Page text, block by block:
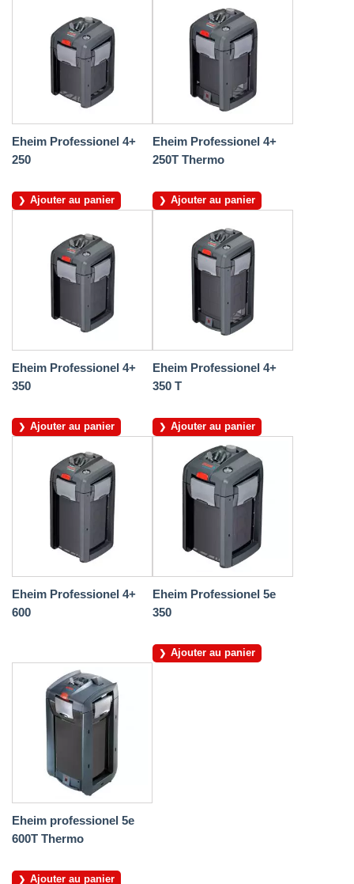
Eheim Professionel 4+
250
Ajouter au panier
Eheim Professionel 4+
250T Thermo
Ajouter au panier
Eheim Professionel 4+
350
Ajouter au panier
Eheim Professionel 4+
350 T
Ajouter au panier
Eheim Professionel 4+
600
Eheim Professionel 5e
350
Ajouter au panier
Eheim professionel 5e
600T Thermo
Ajouter au panier